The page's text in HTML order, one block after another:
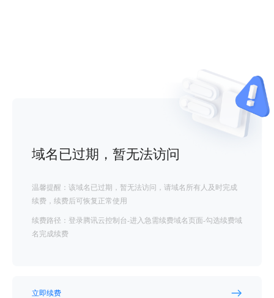
域名已过期，暂无法访问
温馨提醒：该域名已过期，暂无法访问，请域名所有人及时完成
续费，续费后可恢复正常使用
续费路径：登录腾讯云控制台-进入急需续费域名页面-勾选续费域
名完成续费
立即续费